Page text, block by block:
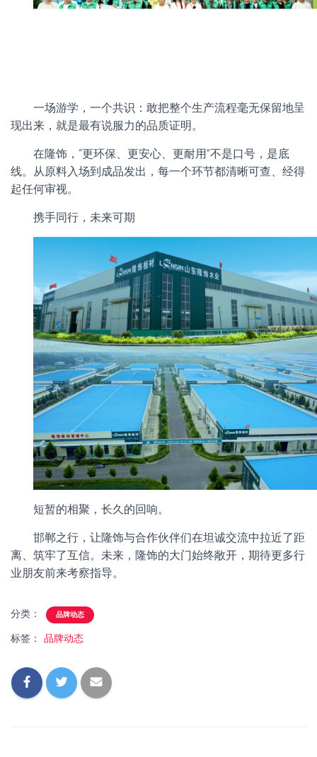
一场游学，一个共识：敢把整个生产流程毫无保留地呈
现出来，就是最有说服力的品质证明。
在隆饰，“更环保、更安心、更耐用”不是口号，是底
线。从原料入场到成品发出，每一个环节都清晰可查、经得
起任何审视。
携手同行，未来可期
短暂的相聚，长久的回响。
邯郸之行，让隆饰与合作伙伴们在坦诚交流中拉近了距
离、筑牢了互信。未来，隆饰的大门始终敞开，期待更多行
业朋友前来考察指导。
分类： 品牌动态
标签： 品牌动态